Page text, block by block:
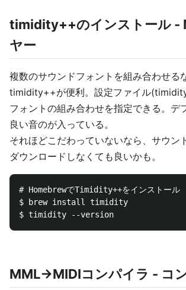
timidity++のインストール -
ヤー
複数のサウンドフォントを組み合わせる
timidity++が便利。設定ファイル
フォントの組み合わせを指定できる。デ
良い音のが入っている。
それほどこだわっていないなら、サウン
ダウンロードしなくても良いかも。
# HomebrewでTimidity++をインストール
$ brew install timidity
MML→MIDIコンパイラ - コ